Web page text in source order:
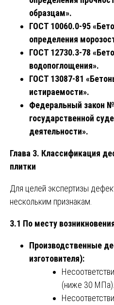
образцам».
ГОСТ 10060.0-95
определения
ГОСТ 12730.3-78
водопоглощения».
ГОСТ 13087-81
истираемости».
Федеральный закон
государственной
деятельности».
Глава 3. Классификация
плитки
Для целей экспертизы
нескольким признакам.
3.1 По месту
Производственные
изготовителя):
(ниже 30 МПа).